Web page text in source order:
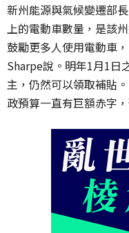
新州能源與氣候變遷部
上的電動車數量，是該
鼓勵更多人使用電動車
Sharpe說。明年1月1日
主，仍然可以領取補貼
政預算一直有巨額赤字